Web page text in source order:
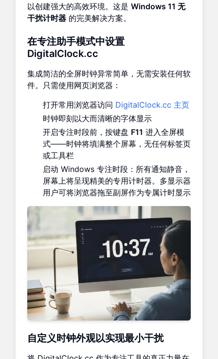
以创建强大的高效环境。这是 Windows 11 无
干扰计时器 的完美解决方案。
在专注助手模式中设置
DigitalClock.cc
集成简洁的全屏时钟异常简单，无需安装任何软
件。只需使用网页浏览器：
打开常用浏览器访问 DigitalClock.cc 主页
时钟即刻以大而清晰的字体显示
开启专注时段前，按键盘 F11 进入全屏模
式——时钟将填满整个屏幕，无任何标签页
或工具栏
启动 Windows 专注时段：所有通知静音，
屏幕上将呈现精美的专用计时器。多显示器
用户可将浏览器拖至副屏作为专属计时显示
自定义时钟外观以实现最小干扰